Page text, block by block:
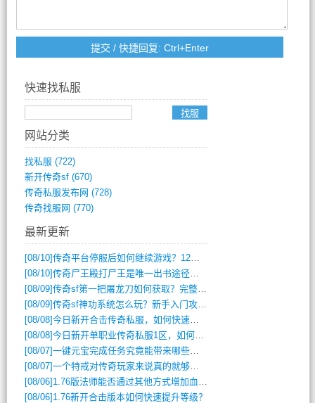
快速找私服
网站分类
找私服 (722)
新开传奇sf(670)
传奇私服发布网 (728)
传奇找服网 (770)
最新更新
[08/10]传奇平台停服后如何继续游戏？12月6日停服影响攻略吗？
[08/10]传奇尸王殿打尸王是唯一出书途径吗？
[08/09]传奇sf第一把屠龙刀如何获取？完整攻略揭秘
[08/09]传奇sf神功系统怎么玩？新手入门攻略全解析
[08/08]今日新开合击传奇私服，如何快速提升角色战力？
[08/08]今日新开单职业传奇私服1区，如何快速升级与获取顶级装备？
[08/07]一键元宝完成任务究竟能带来哪些超值优势？
[08/07]一个特戒对传奇玩家来说真的就够用了吗？
[08/06] 1.76版法师能否通过其他方式增加血量？
[08/06] 1.76新开合击版本如何快速提升等级？